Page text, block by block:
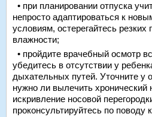
• при планировании отпуска
непросто адаптироваться к
условиям, остерегайтесь
влажности;
• пройдите врачебный осмотр
убедитесь в отсутствии у
дыхательных путей. Уточните у
нужно ли вылечить хронический
искривление носовой
проконсультируйтесь по поводу